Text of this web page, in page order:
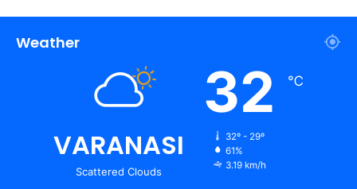
Weather
VARANASI
Scattered Clouds
32 ℃
32º - 29º
61%
3.19 km/h